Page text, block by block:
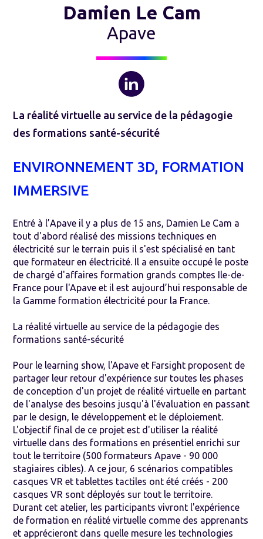
Damien Le Cam
Apave
La réalité virtuelle au service de la pédagogie
des formations santé-sécurité
ENVIRONNEMENT 3D, FORMATION
IMMERSIVE
Entré à l’Apave il y a plus de 15 ans, Damien Le Cam a
tout d'abord réalisé des missions techniques en
électricité sur le terrain puis il s'est spécialisé en tant
que formateur en électricité. Il a ensuite occupé le poste
de chargé d'affaires formation grands comptes Ile-de-
France pour l'Apave et il est aujourd’hui responsable de
la Gamme formation électricité pour la France.
La réalité virtuelle au service de la pédagogie des
formations santé-sécurité
Pour le learning show, l'Apave et Farsight proposent de
partager leur retour d'expérience sur toutes les phases
de conception d'un projet de réalité virtuelle en partant
de l'analyse des besoins jusqu'à l'évaluation en passant
par le design, le développement et le déploiement.
L'objectif final de ce projet est d'utiliser la réalité
virtuelle dans des formations en présentiel enrichi sur
tout le territoire (500 formateurs Apave - 90 000
stagiaires cibles). A ce jour, 6 scénarios compatibles
casques VR et tablettes tactiles ont été créés - 200
casques VR sont déployés sur tout le territoire.
Durant cet atelier, les participants vivront l'expérience
de formation en réalité virtuelle comme des apprenants
et apprécieront dans quelle mesure les technologies